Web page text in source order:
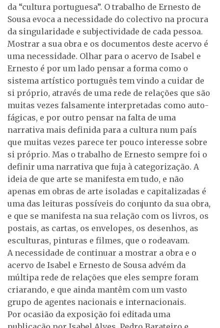
da “cultura portuguesa”. O trabalho de Ernesto de
Sousa evoca a necessidade do colectivo na procura
da singularidade e subjectividade de cada pessoa.
Mostrar a sua obra e os documentos deste acervo é
uma necessidade. Olhar para o acervo de Isabel e
Ernesto é por um lado pensar a forma como o
sistema artístico português tem vindo a cuidar de
si próprio, através de uma rede de relações que são
muitas vezes falsamente interpretadas como auto-
fágicas, e por outro pensar na falta de uma
narrativa mais definida para a cultura num país
que muitas vezes parece ter pouco interesse sobre
si próprio. Mas o trabalho de Ernesto sempre foi o
definir uma narrativa que fuja à categorização. A
ideia de que arte se manifesta em tudo, e não
apenas em obras de arte isoladas e capitalizadas é
uma das leituras possíveis do conjunto da sua obra,
e que se manifesta na sua relação com os livros, os
postais, as cartas, os envelopes, os desenhos, as
esculturas, pinturas e filmes, que o rodeavam.
A necessidade de continuar a mostrar a obra e o
acervo de Isabel e Ernesto de Sousa advém da
múltipa rede de relações que eles sempre foram
criarando, e que ainda mantêm com um vasto
grupo de agentes nacionais e internacionais.
Por ocasião da exposição foi editada uma